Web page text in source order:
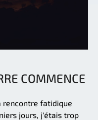
COMMENCE
rencontre fatidique
jours, j'étais trop